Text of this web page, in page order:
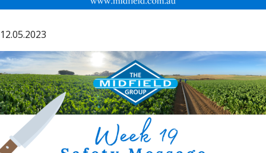
12.05.2023